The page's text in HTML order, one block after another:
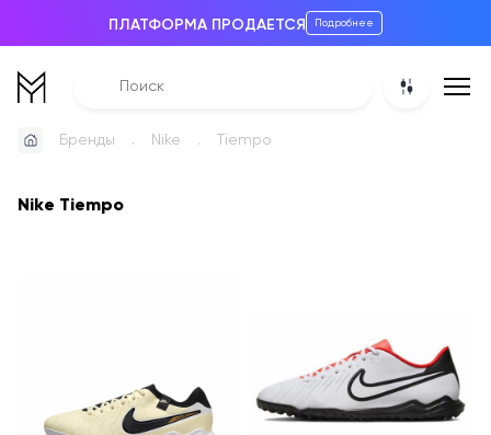
ПЛАТФОРМА ПРОДАЕТСЯ Подробнее
Бренды Nike Tiempo
Nike Tiempo